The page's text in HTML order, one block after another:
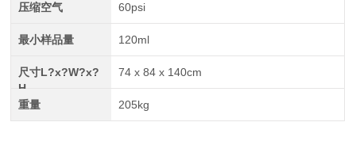
压缩空气 60psi
最小样品量 120ml
尺寸L?x?W?x?
H
74 x 84 x 140cm
重量 205kg